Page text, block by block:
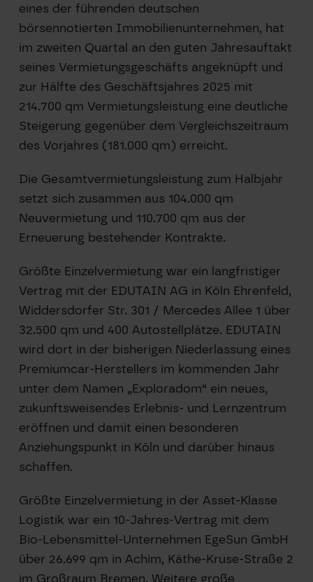
eines der führenden deutschen
börsennotierten Immobilienunternehmen, hat
im zweiten Quartal an den guten Jahresauftakt
seines Vermietungsgeschäfts angeknüpft und
zur Hälfte des Geschäftsjahres 2025 mit
214.700 qm Vermietungsleistung eine deutliche
Steigerung gegenüber dem Vergleichszeitraum
des Vorjahres (181.000 qm) erreicht.
Die Gesamtvermietungsleistung zum Halbjahr
setzt sich zusammen aus 104.000 qm
Neuvermietung und 110.700 qm aus der
Erneuerung bestehender Kontrakte.
Größte Einzelvermietung war ein langfristiger
Vertrag mit der EDUTAIN AG in Köln Ehrenfeld,
Widdersdorfer Str. 301 / Mercedes Allee 1 über
32.500 qm und 400 Autostellplätze. EDUTAIN
wird dort in der bisherigen Niederlassung eines
Premiumcar-Herstellers im kommenden Jahr
unter dem Namen „Exploradom“ ein neues,
zukunftsweisendes Erlebnis- und Lernzentrum
eröffnen und damit einen besonderen
Anziehungspunkt in Köln und darüber hinaus
schaffen.
Größte Einzelvermietung in der Asset-Klasse
Logistik war ein 10-Jahres-Vertrag mit dem
Bio-Lebensmittel-Unternehmen EgeSun GmbH
über 26.699 qm in Achim, Käthe-Kruse-Straße 2
im Großraum Bremen. Weitere große